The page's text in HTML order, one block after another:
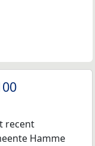
recent
Hamme